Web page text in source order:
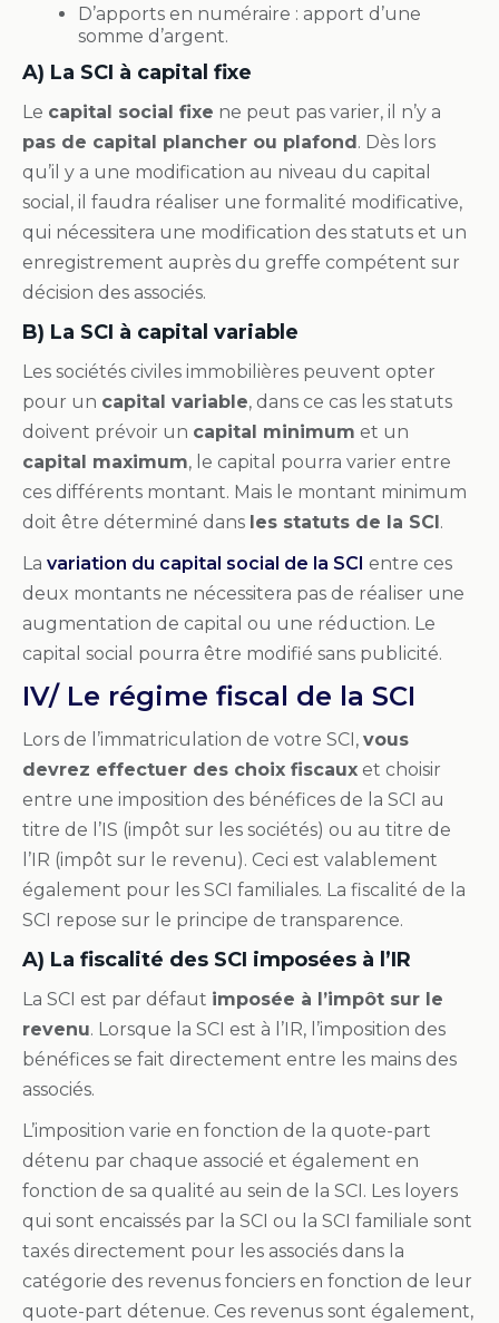
D’apports en numéraire : apport d’une
somme d’argent.
A) La SCI à capital fixe
Le capital social fixe ne peut pas varier, il n’y a
pas de capital plancher ou plafond. Dès lors
qu’il y a une modification au niveau du capital
social, il faudra réaliser une formalité modificative,
qui nécessitera une modification des statuts et un
enregistrement auprès du greffe compétent sur
décision des associés.
B) La SCI à capital variable
Les sociétés civiles immobilières peuvent opter
pour un capital variable, dans ce cas les statuts
doivent prévoir un capital minimum et un
capital maximum, le capital pourra varier entre
ces différents montant. Mais le montant minimum
doit être déterminé dans les statuts de la SCI.
La variation du capital social de la SCI entre ces
deux montants ne nécessitera pas de réaliser une
augmentation de capital ou une réduction. Le
capital social pourra être modifié sans publicité.
IV/ Le régime fiscal de la SCI
Lors de l’immatriculation de votre SCI, vous
devrez effectuer des choix fiscaux et choisir
entre une imposition des bénéfices de la SCI au
titre de l’IS (impôt sur les sociétés) ou au titre de
l’IR (impôt sur le revenu). Ceci est valablement
également pour les SCI familiales. La fiscalité de la
SCI repose sur le principe de transparence.
A) La fiscalité des SCI imposées à l’IR
La SCI est par défaut imposée à l’impôt sur le
revenu. Lorsque la SCI est à l’IR, l’imposition des
bénéfices se fait directement entre les mains des
associés.
L’imposition varie en fonction de la quote-part
détenu par chaque associé et également en
fonction de sa qualité au sein de la SCI. Les loyers
qui sont encaissés par la SCI ou la SCI familiale sont
taxés directement pour les associés dans la
catégorie des revenus fonciers en fonction de leur
quote-part détenue. Ces revenus sont également,